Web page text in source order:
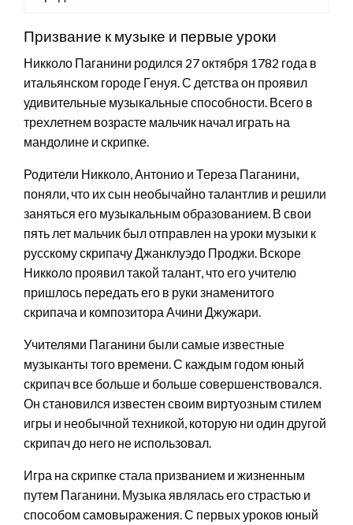
Призвание к музыке и первые уроки
Никколо Паганини родился 27 октября 1782 года в
итальянском городе Генуя. С детства он проявил
удивительные музыкальные способности. Всего в
трехлетнем возрасте мальчик начал играть на
мандолине и скрипке.
Родители Никколо, Антонио и Тереза Паганини,
поняли, что их сын необычайно талантлив и решили
заняться его музыкальным образованием. В свои
пять лет мальчик был отправлен на уроки музыки к
русскому скрипачу Джанклуэдо Проджи. Вскоре
Никколо проявил такой талант, что его учителю
пришлось передать его в руки знаменитого
скрипача и композитора Ачини Джужари.
Учителями Паганини были самые известные
музыканты того времени. С каждым годом юный
скрипач все больше и больше совершенствовался.
Он становился известен своим виртуозным стилем
игры и необычной техникой, которую ни один другой
скрипач до него не использовал.
Игра на скрипке стала призванием и жизненным
путем Паганини. Музыка являлась его страстью и
способом самовыражения. С первых уроков юный